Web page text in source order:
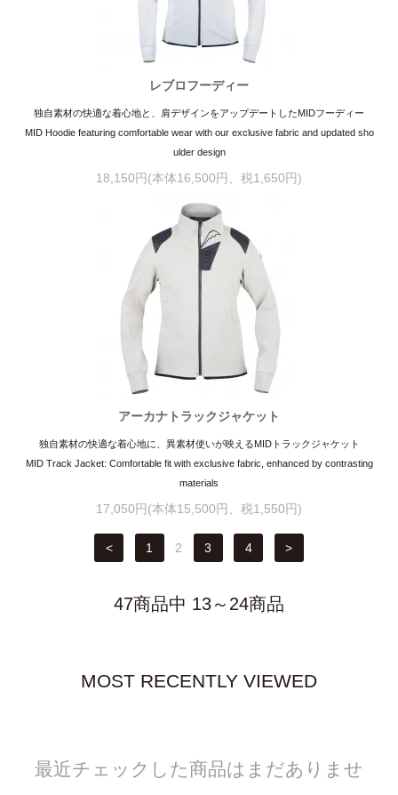
レブロフーディー
独自素材の快適な着心地と、肩デザインをアップデートしたMIDフーディー
MID Hoodie featuring comfortable wear with our exclusive fabric and updated sho
ulder design
18,150円(本体16,500円、税1,650円)
アーカナトラックジャケット
独自素材の快適な着心地に、異素材使いが映えるMIDトラックジャケット
MID Track Jacket: Comfortable fit with exclusive fabric, enhanced by contrasting
materials
17,050円(本体15,500円、税1,550円)
< 1 2 3 4 >
47商品中 13～24商品
MOST RECENTLY VIEWED
最近チェックした商品はまだありませ